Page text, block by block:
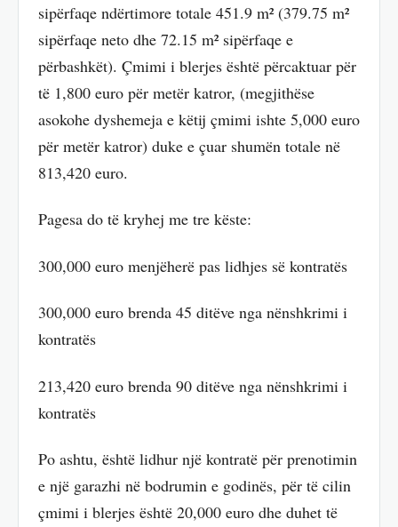
sipërfaqe ndërtimore totale 451.9 m² (379.75 m²
sipërfaqe neto dhe 72.15 m² sipërfaqe e
përbashkët). Çmimi i blerjes është përcaktuar për
të 1,800 euro për metër katror, (megjithëse
asokohe dyshemeja e këtij çmimi ishte 5,000 euro
për metër katror) duke e çuar shumën totale në
813,420 euro.
Pagesa do të kryhej me tre këste:
300,000 euro menjëherë pas lidhjes së kontratës
300,000 euro brenda 45 ditëve nga nënshkrimi i
kontratës
213,420 euro brenda 90 ditëve nga nënshkrimi i
kontratës
Po ashtu, është lidhur një kontratë për prenotimin
e një garazhi në bodrumin e godinës, për të cilin
çmimi i blerjes është 20,000 euro dhe duhet të